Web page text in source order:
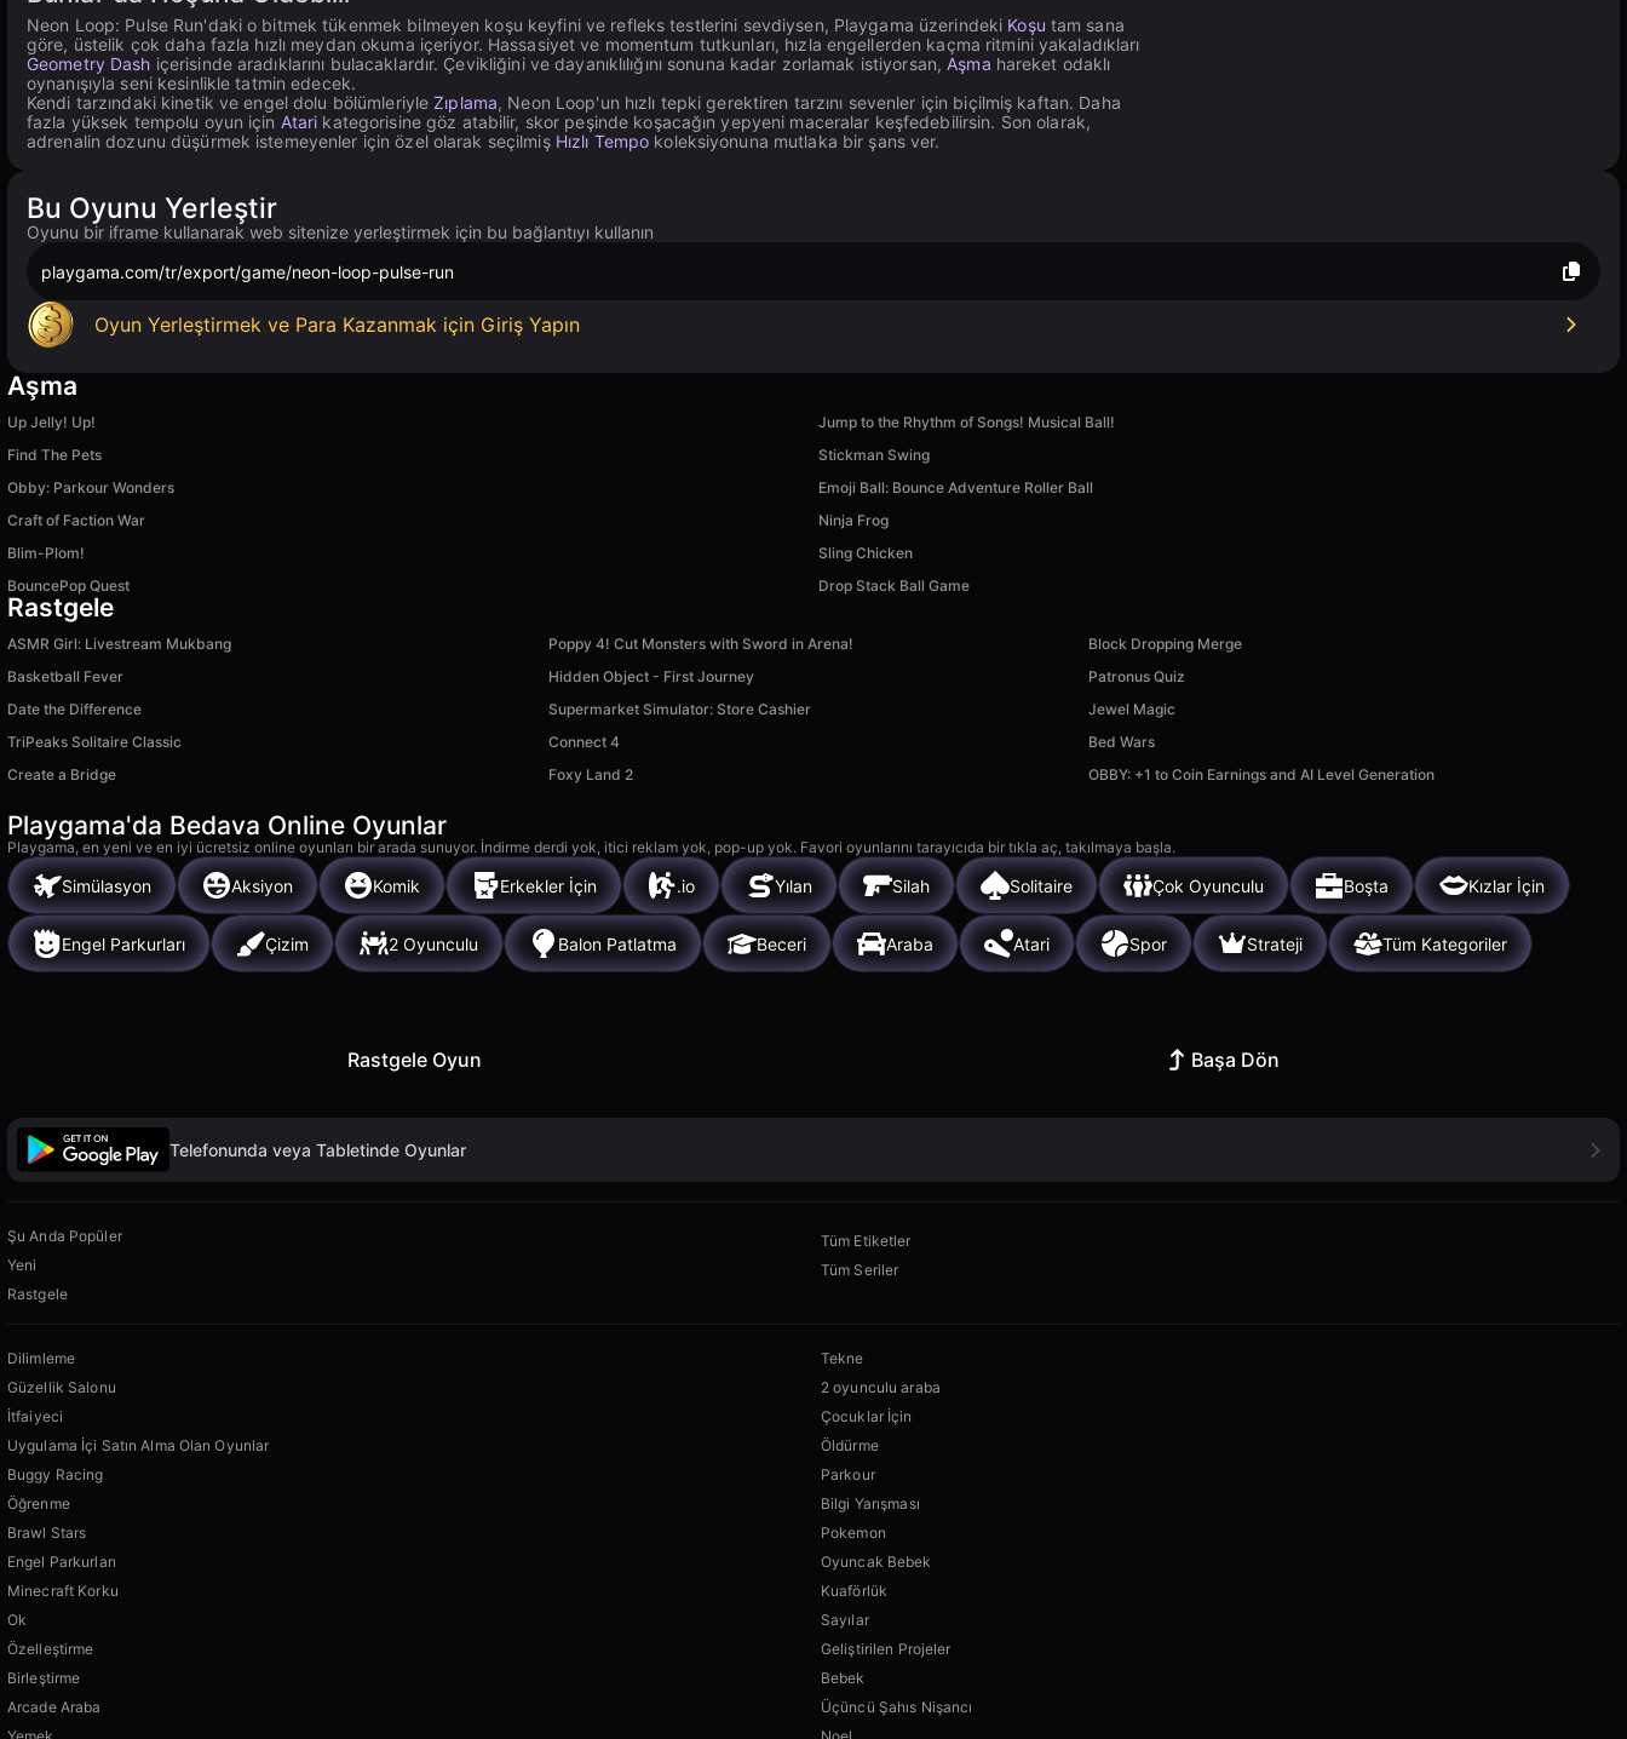
Neon Loop: Pulse Run'daki o bitmek tükenmek bilmeyen koşu keyfini ve refleks testlerini sevdiysen, Playgama üzerindeki Koşu tam sana
göre, üstelik çok daha fazla hızlı meydan okuma içeriyor. Hassasiyet ve momentum tutkunları, hızla engellerden kaçma ritmini yakaladıkları
Geometry Dash içerisinde aradıklarını bulacaklardır. Çevikliğini ve dayanıklılığını sonuna kadar zorlamak istiyorsan,Aşma hareket odaklı
oynanışıyla seni kesinlikle tatmin edecek.
Kendi tarzındaki kinetik ve engel dolu bölümleriyleZıplama, Neon Loop'un hızlı tepki gerektiren tarzını sevenler için biçilmiş kaftan. Daha
fazla yüksek tempolu oyun için Atari kategorisine göz atabilir, skor peşinde koşacağın yepyeni maceralar keşfedebilirsin. Son olarak,
adrenalin dozunu düşürmek istemeyenler için özel olarak seçilmiş Hızlı Tempo koleksiyonuna mutlaka bir şans ver.
Bu Oyunu Yerleştir
Oyunu bir iframe kullanarak web sitenize yerleştirmek için bu bağlantıyı kullanın
playgama.com/tr/export/game/neon-loop-pulse-run
Oyun Yerleştirmek ve Para Kazanmak için Giriş Yapın
Aşma
Up Jelly! Up!
Jump to the Rhythm of Songs! Musical Ball!
Find The Pets
Stickman Swing
Obby: Parkour Wonders
Emoji Ball: Bounce Adventure Roller Ball
Craft of Faction War
Ninja Frog
Blim-Plom!
Sling Chicken
BouncePop Quest
Drop Stack Ball Game
Rastgele
ASMR Girl: Livestream Mukbang Poppy 4! Cut Monsters with Sword in Arena!
Block Dropping Merge
Basketball Fever
Hidden Object - First Journey
Patronus Quiz
Date the Difference
Supermarket Simulator: Store Cashier
Jewel Magic
TriPeaks Solitaire Classic
Connect 4
Bed Wars
Create a Bridge
Foxy Land 2 OBBY: +1 to Coin Earnings and AI Level Generation
Playgama'da Bedava Online Oyunlar
Playgama, en yeni ve en iyi ücretsiz online oyunları bir arada sunuyor. İndirme derdi yok, itici reklam yok, pop-up yok. Favori oyunlarını tarayıcıda bir tıkla aç, takılmaya başla.
Simülasyon Aksiyon Komik Erkekler İçin .io Yılan Silah Solitaire Çok Oyunculu Boşta Kızlar İçin
Engel Parkurları Çizim 2 Oyunculu Balon Patlatma Beceri Araba Atari Spor Strateji Tüm Kategoriler
Rastgele Oyun Başa Dön
Telefonunda veya Tabletinde Oyunlar
Şu Anda Popüler
Yeni
Rastgele
Tüm Etiketler
Tüm Seriler
Dilimleme
Güzellik Salonu
İtfaiyeci
Uygulama İçi Satın Alma Olan Oyunlar
Buggy Racing
Öğrenme
Brawl Stars
Engel Parkurları
Minecraft Korku
Ok
Özelleştirme
Birleştirme
Arcade Araba
Tekne
2 oyunculu araba
Çocuklar İçin
Öldürme
Parkour
Bilgi Yarışması
Pokemon
Oyuncak Bebek
Kuaförlük
Sayılar
Geliştirilen Projeler
Bebek
Üçüncü Şahıs Nişancı